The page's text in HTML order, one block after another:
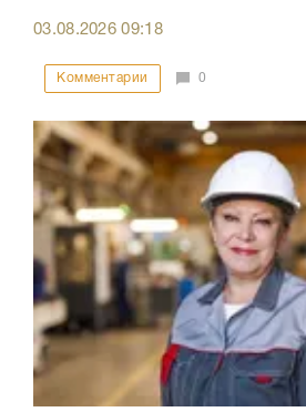
03.08.202609:18
Комментарии 0